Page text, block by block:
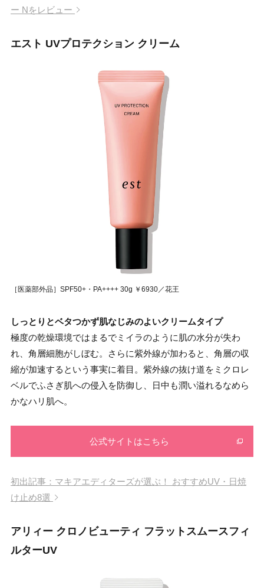
ー Nをレビュー
エスト UVプロテクション クリーム
［医薬部外品］SPF50+・PA++++ 30g ￥6930／花王
しっとりとベタつかず肌なじみのよいクリームタイプ
極度の乾燥環境ではまるでミイラのように肌の水分が失わ
れ、角層細胞がしぼむ。さらに紫外線が加わると、角層の収
縮が加速するという事実に着目。紫外線の抜け道をミクロレ
ベルでふさぎ肌への侵入を防御し、日中も潤い溢れるなめら
かなハリ肌へ。
公式サイトはこちら
初出記事：マキアエディターズが選ぶ！ おすすめUV・日焼
け止め8選
アリィー クロノビューティ フラットスムースフィ
ルターUV